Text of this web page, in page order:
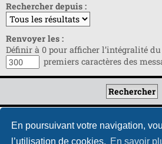
En poursuivant votre navigation,
l’utilisation de cookies. En savoir
Rechercher depuis :
Renvoyer les :
Définir à 0 pour afficher l’intégralité du
premiers caractères des
Retour vers le site U.A.G.R.